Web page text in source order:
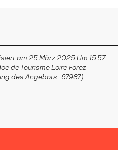
am 25 März 2025 Um 15:57
de Tourisme Loire Forez
des Angebots : 67987)